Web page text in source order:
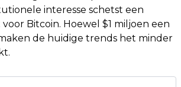
interesse schetst een
Bitcoin. Hoewel $1 miljoen een
de huidige trends het minder